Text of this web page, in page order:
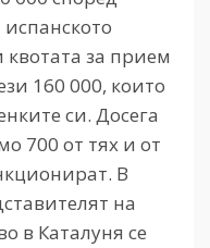
за прием
160 000, които
си. Досега
700 от тях и от
В
на
в Каталуня се